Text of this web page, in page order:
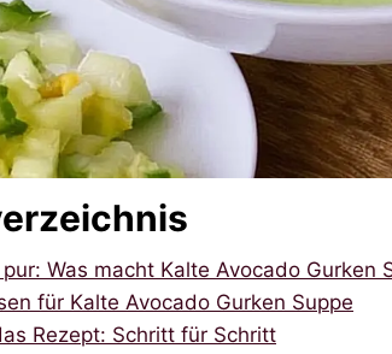
Was macht Kalte Avocado Gurken
für Kalte Avocado Gurken Suppe
Rezept: Schritt für Schritt